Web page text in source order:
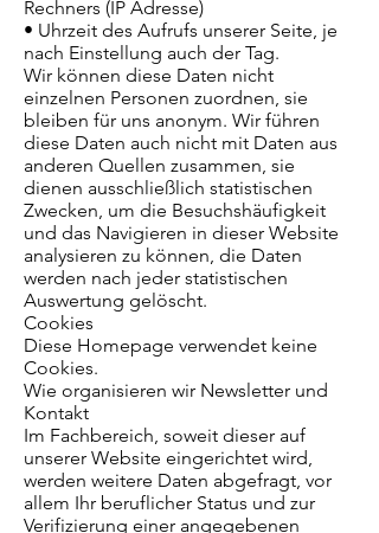
Rechners (IP Adresse)
• Uhrzeit des Aufrufs unserer Seite, je
nach Einstellung auch der Tag.
Wir können diese Daten nicht
einzelnen Personen zuordnen, sie
bleiben für uns anonym. Wir führen
diese Daten auch nicht mit Daten aus
anderen Quellen zusammen, sie
dienen ausschließlich statistischen
Zwecken, um die Besuchshäufigkeit
und das Navigieren in dieser Website
analysieren zu können, die Daten
werden nach jeder statistischen
Auswertung gelöscht.
Cookies
Diese Homepage verwendet keine
Cookies.
Wie organisieren wir Newsletter und
Kontakt
Im Fachbereich, soweit dieser auf
unserer Website eingerichtet wird,
werden weitere Daten abgefragt, vor
allem Ihr beruflicher Status und zur
Verifizierung einer angegebenen